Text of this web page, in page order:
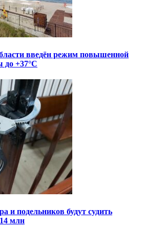
введён режим повышенной
до +37°C
и подельников будут судить
млн